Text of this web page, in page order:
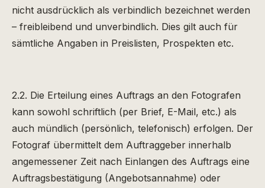
nicht ausdrücklich als verbindlich bezeichnet werden
– freibleibend und unverbindlich. Dies gilt auch für
sämtliche Angaben in Preislisten, Prospekten etc.
2.2. Die Erteilung eines Auftrags an den Fotografen
kann sowohl schriftlich (per Brief, E-Mail, etc.) als
auch mündlich (persönlich, telefonisch) erfolgen. Der
Fotograf übermittelt dem Auftraggeber innerhalb
angemessener Zeit nach Einlangen des Auftrags eine
Auftragsbestätigung (Angebotsannahme) oder